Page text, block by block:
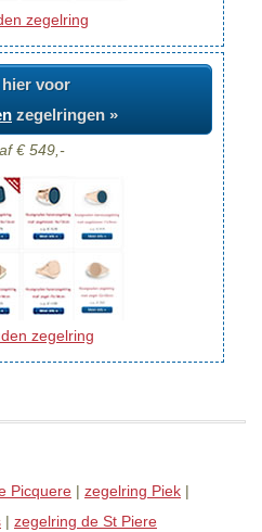
zegelring
voor
zegelringen »
€ 549,-
zegelring
Picquere | zegelring Piek |
| zegelring de St Piere